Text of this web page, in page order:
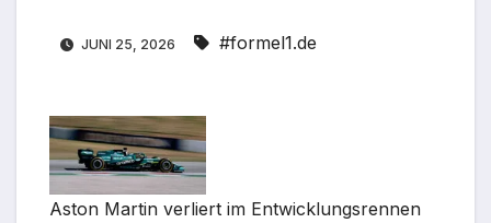
JUNI 25, 2026 #formel1.de
Aston Martin verliert im Entwicklungsrennen